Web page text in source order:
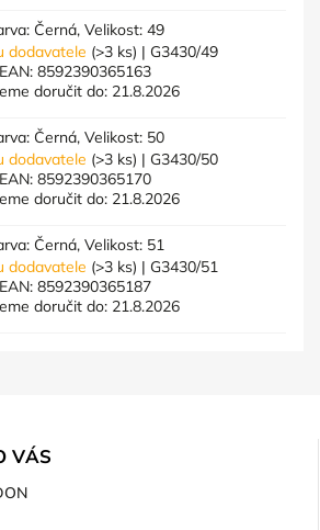
Černá, Velikost: 49
dodavatele (>3 ks) | G3430/49
EAN: 8592390365163
doručit do: 21.8.2026
Černá, Velikost: 50
dodavatele (>3 ks) | G3430/50
EAN: 8592390365170
doručit do: 21.8.2026
Černá, Velikost: 51
dodavatele (>3 ks) | G3430/51
EAN: 8592390365187
doručit do: 21.8.2026
VÁS